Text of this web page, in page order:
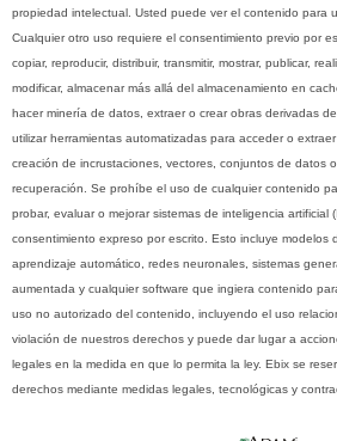
propiedad intelectual. Usted puede ver el contenido para
Cualquier otro uso requiere el consentimiento previo por
copiar, reproducir, distribuir, transmitir, mostrar, publicar,
modificar, almacenar más allá del almacenamiento en
hacer minería de datos, extraer o crear obras derivadas
utilizar herramientas automatizadas para acceder o
creación de incrustaciones, vectores, conjuntos de datos
recuperación. Se prohíbe el uso de cualquier contenido
probar, evaluar o mejorar sistemas de inteligencia artificial
consentimiento expreso por escrito. Esto incluye modelos
aprendizaje automático, redes neuronales, sistemas
aumentada y cualquier software que ingiera contenido
uso no autorizado del contenido, incluyendo el uso
violación de nuestros derechos y puede dar lugar a
legales en la medida en que lo permita la ley. Ebix se
derechos mediante medidas legales, tecnológicas y